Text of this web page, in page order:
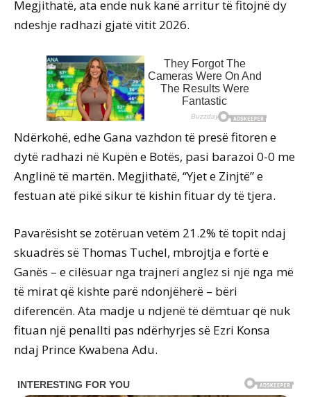
Megjithatë, ata ende nuk kanë arritur të fitojnë dy
ndeshje radhazi gjatë vitit 2026.
Ndërkohë, edhe Gana vazhdon të presë fitoren e
dytë radhazi në Kupën e Botës, pasi barazoi 0-0 me
Anglinë të martën. Megjithatë, “Yjet e Zinjtë” e
festuan atë pikë sikur të kishin fituar dy të tjera.
Pavarësisht se zotëruan vetëm 21.2% të topit ndaj
skuadrës së Thomas Tuchel, mbrojtja e fortë e
Ganës – e cilësuar nga trajneri anglez si një nga më
të mirat që kishte parë ndonjëherë – bëri
diferencën. Ata madje u ndjenë të dëmtuar që nuk
fituan një penallti pas ndërhyrjes së Ezri Konsa
ndaj Prince Kwabena Adu.